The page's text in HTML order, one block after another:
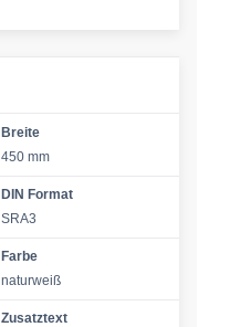
Breite
450 mm
DIN Format
SRA3
Farbe
naturweiß
Zusatztext